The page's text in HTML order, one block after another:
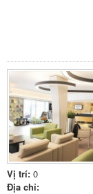
Vị trí: 0
Địa chỉ: